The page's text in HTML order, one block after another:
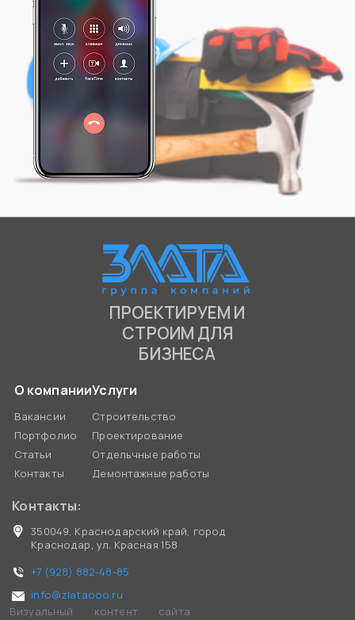
ПРОЕКТИРУЕМ И
СТРОИМ ДЛЯ
БИЗНЕСА
О компании
Вакансии
Портфолио
Статьи
Контакты
Услуги
Строительство
Проектирование
Отдельчные работы
Демонтажные работы
Контакты:
350049, Краснодарский край, город
Краснодар, ул. Красная 158
+7 (928) 882-48-85
info@zlataooo.ru
Визуальный контент сайта